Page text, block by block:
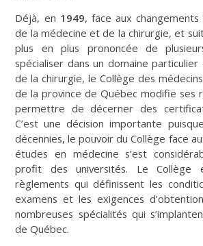
Déjà, en 1949, face aux changements
de la médecine et de la chirurgie, et
plus en plus prononcée de
spécialiser dans un domaine
de la chirurgie, le Collège des
de la province de Québec modifie ses
permettre de décerner des
C’est une décision importante
décennies, le pouvoir du Collège face
études en médecine s’est
profit des universités. Le Collège
règlements qui définissent les
examens et les exigences
nombreuses spécialités qui
de Québec.